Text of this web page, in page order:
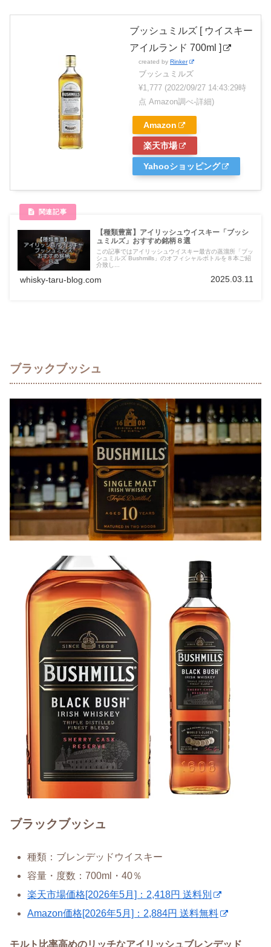
ブッシュミルズ [ ウイスキー
アイルランド 700ml ]
created by Rinker
ブッシュミルズ
¥1,777 (2022/09/27 14:43:29時
点 Amazon調べ-詳細)
Amazon
楽天市場
Yahooショッピング
【種類豊富】アイリッシュウイスキー「ブッシ
ュミルズ」おすすめ銘柄８選
この記事ではアイリッシュウイスキー最古の蒸溜所「ブッ
シュミルズ Bushmills」のオフィシャルボトルを８本ご紹
介致し...
whisky-taru-blog.com 2025.03.11
ブラックブッシュ
ブラックブッシュ
種類：ブレンデッドウイスキー
容量・度数：700ml・40％
楽天市場価格[2026年5月]：2,418円 送料別
Amazon価格[2026年5月]：2,884円 送料無料
モルト比率高めのリッチなアイリッシュブレンデッド